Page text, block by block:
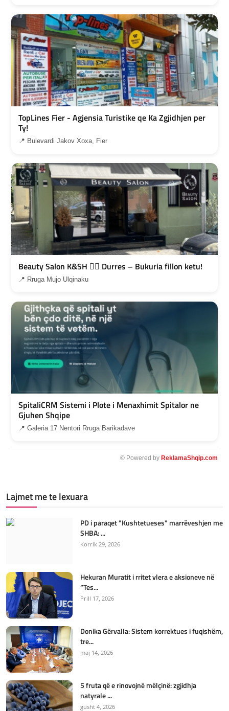
TopLines Fier - Agjensia Turistike qe Ka Zgjidhjen per
Ty!
📍 Bulevardi Jakov Xoxa, Fier
Beauty Salon K&SH 💇‍♀️ Durres – Bukuria fillon ketu!
📍 Rruga Mujo Ulqinaku
SpitaliCRM Sistemi i Plote i Menaxhimit Spitalor ne
Gjuhen Shqipe
📍 Galeria 17 Nentori Rruga Barikadave
© Powered by ReklamaShqip.com
Lajmet me te lexuara
PD i paraqet "Kushtetueses" marrëveshjen me
SHBA: ...
Korrik 29, 2026
Hekuran Muratit i rritet vlera e aksioneve në
“Tes...
Prill 17, 2026
Donika Gërvalla: Sistem korrektues i fuqishëm,
tre...
maj 14, 2026
5 fruta që e rinovojnë mëlçinë: zgjidhja
natyrale ...
gusht 4, 2026